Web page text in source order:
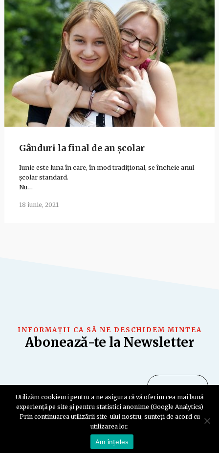
Gânduri la final de an școlar
Iunie este luna în care, în mod tradițional, se încheie anul
școlar standard.
Nu…
18 iunie, 2021
INFORMAȚII CA SĂ NE DESCHIDEM MINTEA
Abonează-te la Newsletter
Copyright © 2026
Utilizăm cookieuri pentru a ne asigura că vă oferim cea mai bună
experiență pe site și pentru statistici anonime (Google Analytics)
Prin continuarea utilizării site-ului nostru, sunteți de acord cu
utilizarea lor.
Am înțeles